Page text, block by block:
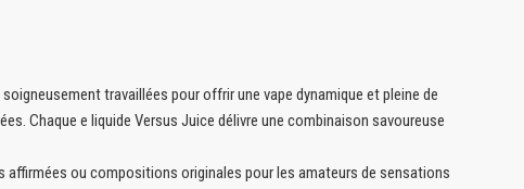
travaillées pour offrir une vape dynamique et pleine de
Chaque e liquide Versus Juice délivre une combinaison savoureuse
ou compositions originales pour les amateurs de sensations